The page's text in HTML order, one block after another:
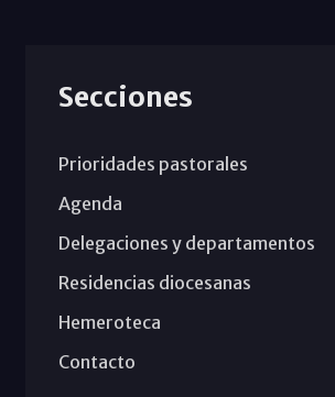
Secciones
Prioridades pastorales
Agenda
Delegaciones y departamentos
Residencias diocesanas
Hemeroteca
Contacto